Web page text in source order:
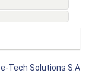
e-Tech Solutions S.A